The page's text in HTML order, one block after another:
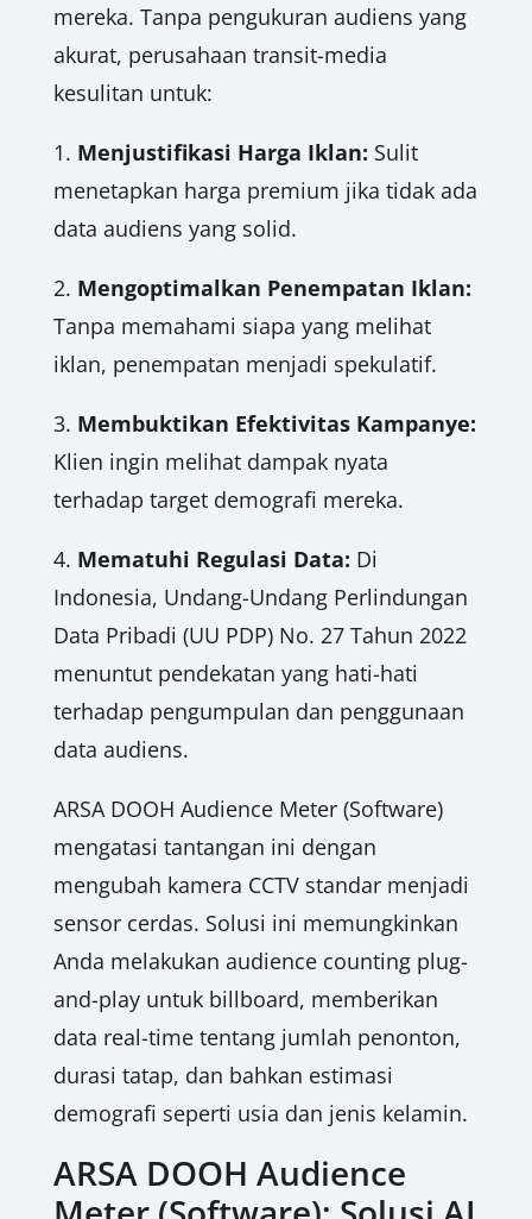
mereka. Tanpa pengukuran audiens yang
akurat, perusahaan transit-media
kesulitan untuk:
1. Menjustifikasi Harga Iklan: Sulit
menetapkan harga premium jika tidak ada
data audiens yang solid.
2. Mengoptimalkan Penempatan Iklan:
Tanpa memahami siapa yang melihat
iklan, penempatan menjadi spekulatif.
3. Membuktikan Efektivitas Kampanye:
Klien ingin melihat dampak nyata
terhadap target demografi mereka.
4. Mematuhi Regulasi Data: Di
Indonesia, Undang-Undang Perlindungan
Data Pribadi (UU PDP) No. 27 Tahun 2022
menuntut pendekatan yang hati-hati
terhadap pengumpulan dan penggunaan
data audiens.
ARSA DOOH Audience Meter (Software)
mengatasi tantangan ini dengan
mengubah kamera CCTV standar menjadi
sensor cerdas. Solusi ini memungkinkan
Anda melakukan audience counting plug-
and-play untuk billboard, memberikan
data real-time tentang jumlah penonton,
durasi tatap, dan bahkan estimasi
demografi seperti usia dan jenis kelamin.
ARSA DOOH Audience